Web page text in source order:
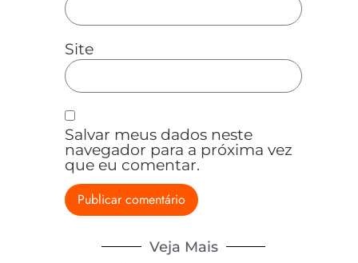
Site
Salvar meus dados neste
navegador para a próxima vez
que eu comentar.
Veja Mais